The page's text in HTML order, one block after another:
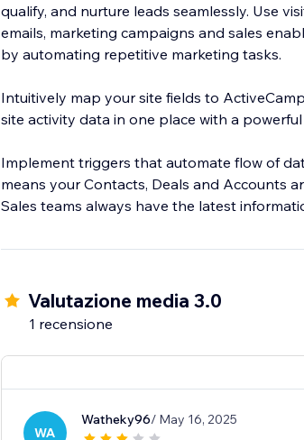
qualify, and nurture leads seamlessly. Use
emails, marketing campaigns and sales
by automating repetitive marketing tasks.
Intuitively map your site fields to
site activity data in one place with a
Implement triggers that automate flow of
means your Contacts, Deals and Accounts
Valutazione media 3.0
1 recensione
WA
Watheky96/ May 16, 2025